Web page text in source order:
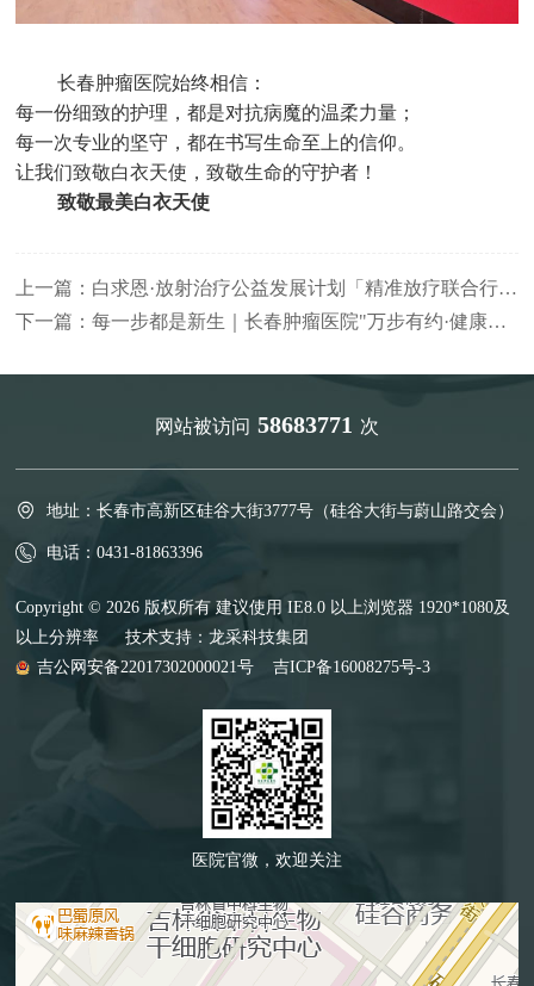
‌长春肿瘤医院始终相信：‌
每一份细致的护理，都是对抗病魔的温柔力量；
每一次专业的坚守，都在书写生命至上的信仰。
让我们致敬白衣天使，致敬生命的守护者！
致敬最美白衣天使
上一篇： 白求恩·放射治疗公益发展计划「精准放疗联合行动」在长春肿瘤医院正式启动‌‌
下一篇：每一步都是新生｜长春肿瘤医院"万步有约·健康你我"徒步活动温暖瞬间
网站被访问 58683771 次
地址：长春市高新区硅谷大街3777号（硅谷大街与蔚山路交会）
电话：0431-81863396
Copyright © 2026 版权所有 建议使用 IE8.0 以上浏览器 1920*1080及
以上分辨率 技术支持：龙采科技集团
吉公网安备22017302000021号
吉ICP备16008275号-3
医院官微，欢迎关注